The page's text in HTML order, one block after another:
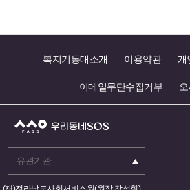
복지기동대소개 이용약관 개
이메일무단수집거부